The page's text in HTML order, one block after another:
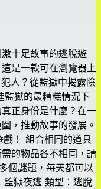
十足故事的逃脫遊
是一款可在瀏覽器上
人？從監獄中揭露陰
監獄的最糟糕情況下
正身份是什麼？在一
，推動故事的發展。
！ 組合相同的道具
的物品各不相同，請
個謎題，每天都可以
獄夜逃 類型：逃脫